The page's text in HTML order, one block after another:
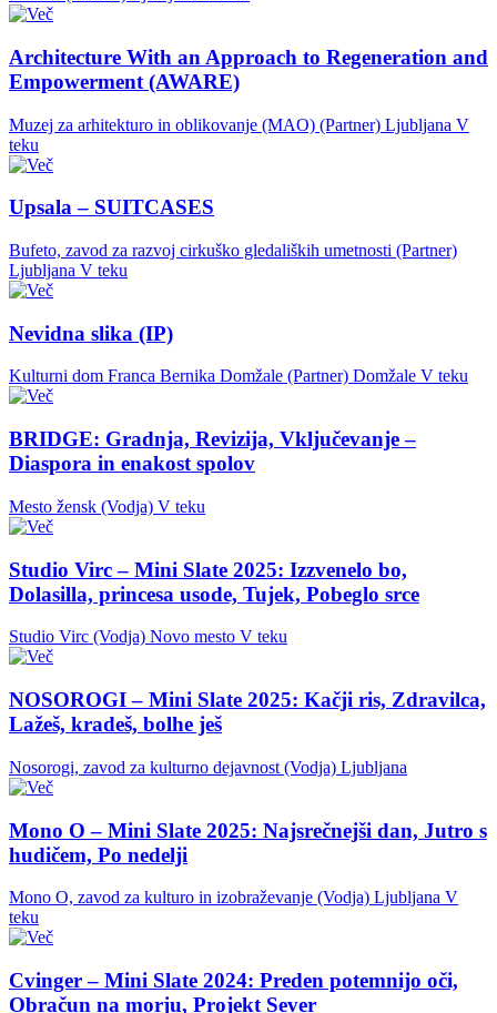
Architecture With an Approach to Regeneration and
Empowerment (AWARE)
Muzej za arhitekturo in oblikovanje (MAO) (Partner) Ljubljana V
teku
Upsala – SUITCASES
Bufeto, zavod za razvoj cirkuško gledaliških umetnosti (Partner)
Ljubljana V teku
Nevidna slika (IP)
Kulturni dom Franca Bernika Domžale (Partner) Domžale V teku
BRIDGE: Gradnja, Revizija, Vključevanje –
Diaspora in enakost spolov
Mesto žensk (Vodja) V teku
Studio Virc – Mini Slate 2025: Izzvenelo bo,
Dolasilla, princesa usode, Tujek, Pobeglo srce
Studio Virc (Vodja) Novo mesto V teku
NOSOROGI – Mini Slate 2025: Kačji ris, Zdravilca,
Lažeš, kradeš, bolhe ješ
Nosorogi, zavod za kulturno dejavnost (Vodja) Ljubljana
Mono O – Mini Slate 2025: Najsrečnejši dan, Jutro s
hudičem, Po nedelji
Mono O, zavod za kulturo in izobraževanje (Vodja) Ljubljana V
teku
Cvinger – Mini Slate 2024: Preden potemnijo oči,
Obračun na morju, Projekt Sever